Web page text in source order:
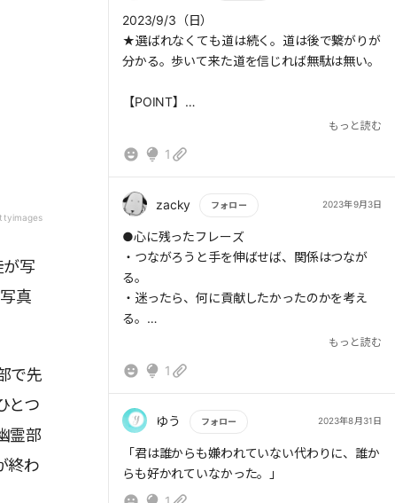
写
真
で先
とつ
霊部
終わ
もっと読む
2023/9/3（日）
★選ばれなくても道は続く。道は後で繋がりが
分かる。歩いて来た道を信じれば無駄は無い。
【POINT】
1.「自己肯定感」とは「自己選択感」である。
認めてあげる。自分の選択を肯定することは、
を丁寧にたどっていけば、自分が大事にしてい
との中にもそのヒントがある。
2.選んだ道が正解かどうか、そのときはわから
ないが、進んだ先のその道を正解にすることは
できる。すべての選択は未来へとつながる伏線
になる。その選択に胸を張って正解にすればい
い。
もっと読む
1
zacky フォロー 2023年9月3日
もっと読む
●心に残ったフレーズ
・つながろうと手を伸ばせば、関係はつなが
る。
・迷ったら、何に貢献したかったのかを考え
る。
・「自己肯定感」とは「自己選択感」。自分の
とだ。
丁寧にたどっていけば、自分が大事にしている
・仕事は他の誰かにもできる。しかし、家族の
中の自分は替えがきかない。
もっと読む
1
ゆう フォロー 2023年8月31日
もっと読む
「君は誰からも嫌われていない代わりに、誰か
らも好かれていなかった。」